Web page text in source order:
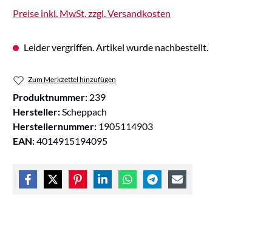
Preise inkl. MwSt. zzgl. Versandkosten
Leider vergriffen. Artikel wurde nachbestellt.
Zum Merkzettel hinzufügen
Produktnummer: 239
Hersteller: Scheppach
Herstellernummer: 1905114903
EAN:4014915194095